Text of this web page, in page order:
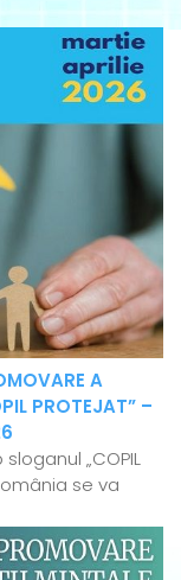
A
PROTEJAT” –
„COPIL
se va